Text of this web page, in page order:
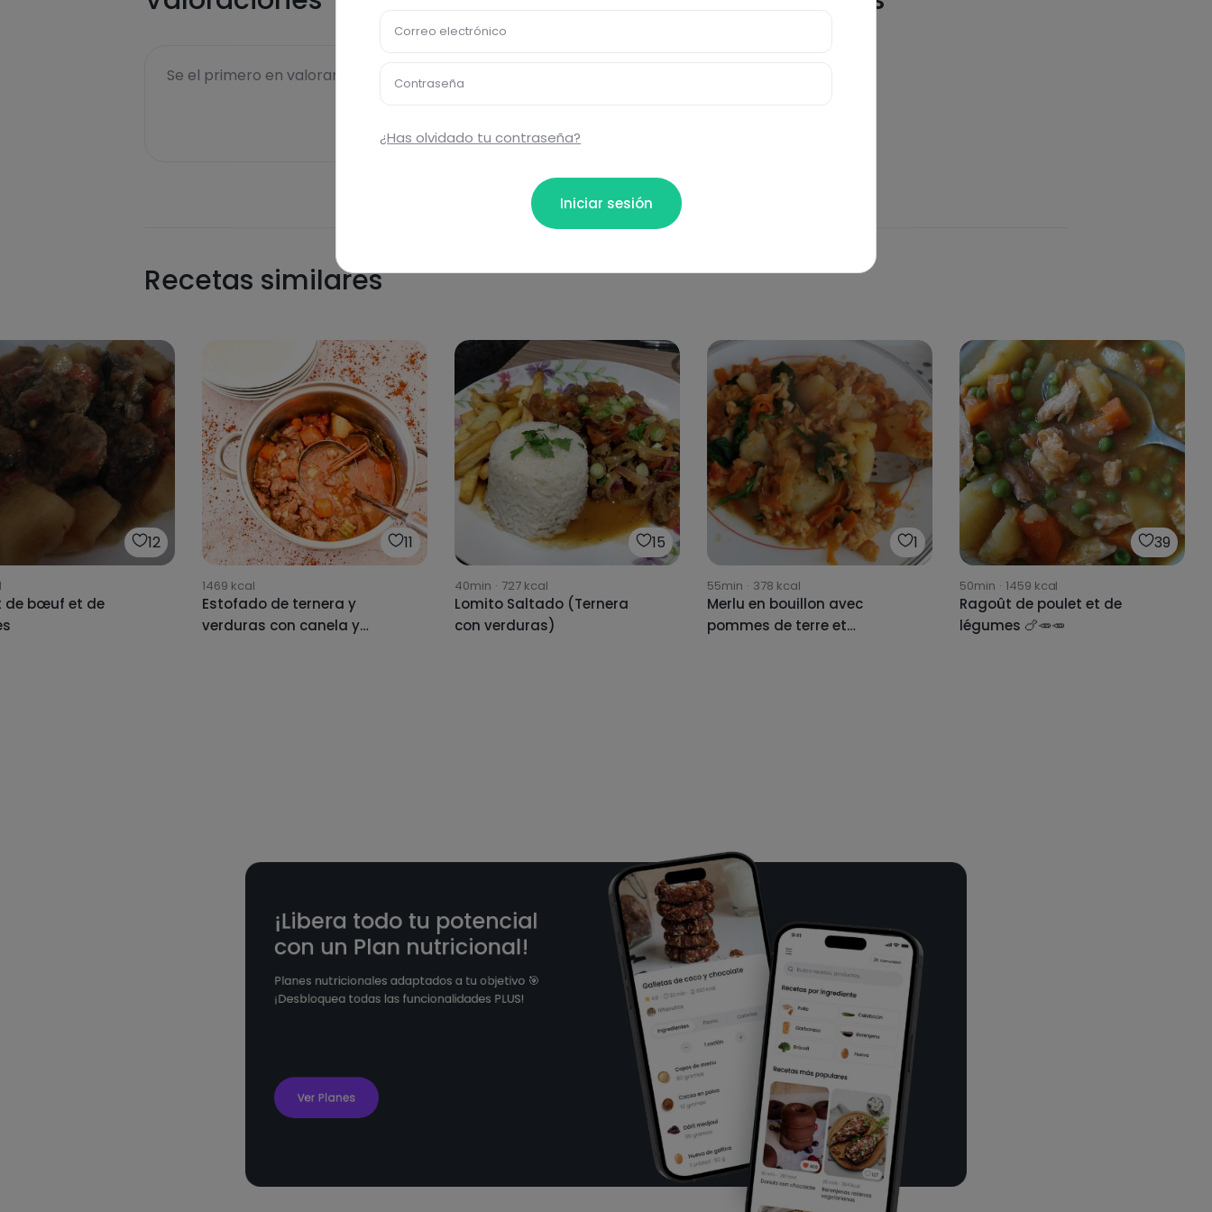
Se el primero en valorar esta receta...
Recetas similares
12
de bœuf et de
11
1469 kcal
Estofado de ternera y
verduras con canela y
15
40min · 727kcal
Lomito Saltado (Ternera
con verduras)
1
55min · 378 kcal
Merlu en bouillon avec
pommes de terre et
39
50min · 1459 kcal
Ragoût de poulet et de
légumes 🍗🥕🥕
¡Libera todo tu potencial
con un Plan nutricional!
Planes nutricionales adaptados a tu objetivo 🎯
¡Desbloquea todas las funcionalidades PLUS!
Ver Planes
Correo electrónico
Contraseña
¿Has olvidado tu contraseña?
Iniciar sesión